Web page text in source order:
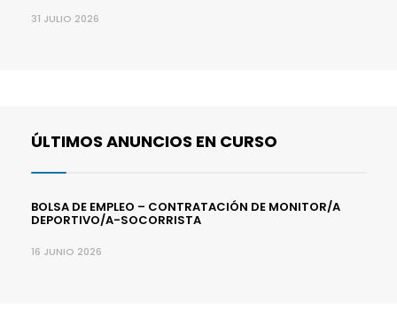
31 JULIO 2026
ÚLTIMOS ANUNCIOS EN CURSO
BOLSA DE EMPLEO – CONTRATACIÓN DE MONITOR/A
DEPORTIVO/A-SOCORRISTA
16 JUNIO 2026